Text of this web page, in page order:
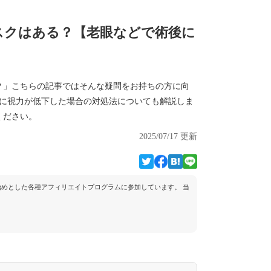
はある？【老眼などで術後に
こちらの記事ではそんな疑問をお持ちの方に向
視力が低下した場合の対処法についても解説しま
さい。
2025/07/17 更新
とした各種アフィリエイトプログラムに参加しています。 当